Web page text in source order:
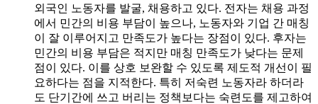
외국인 노동자를 발굴, 채용하고 있다. 전자는 채용 과정
에서 민간의 비용 부담이 높으나, 노동자와 기업 간 매칭
이 잘 이루어지고 만족도가 높다는 장점이 있다. 후자는
민간의 비용 부담은 적지만 매칭 만족도가 낮다는 문제
점이 있다. 이를 상호 보완할 수 있도록 제도적 개선이 필
요하다는 점을 지적한다. 특히 저숙련 노동자라 하더라
도 단기간에 쓰고 버리는 정책보다는 숙련도를 제고하여